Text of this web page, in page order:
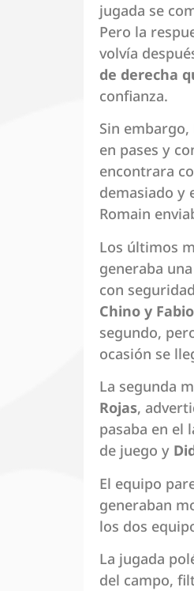
jugada se
Pero la
volvía
de derecha
confianza.
Sin
en pases y
encontrara
demasiado y
Romain
Los últimos
generaba
con
Chino y Fabio
segundo,
ocasión se
La segunda
Rojas,
pasaba en el
de juego y
El equipo
generaban
los dos
La jugada
del campo,